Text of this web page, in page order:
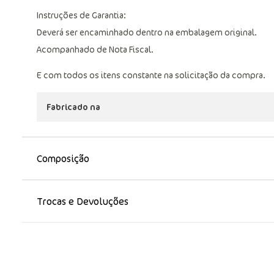
Instruções de Garantia:
Deverá ser encaminhado dentro na embalagem original.
Acompanhado de Nota Fiscal.
E com todos os itens constante na solicitação da compra.
Fabricado na
Composição
Trocas e Devoluções